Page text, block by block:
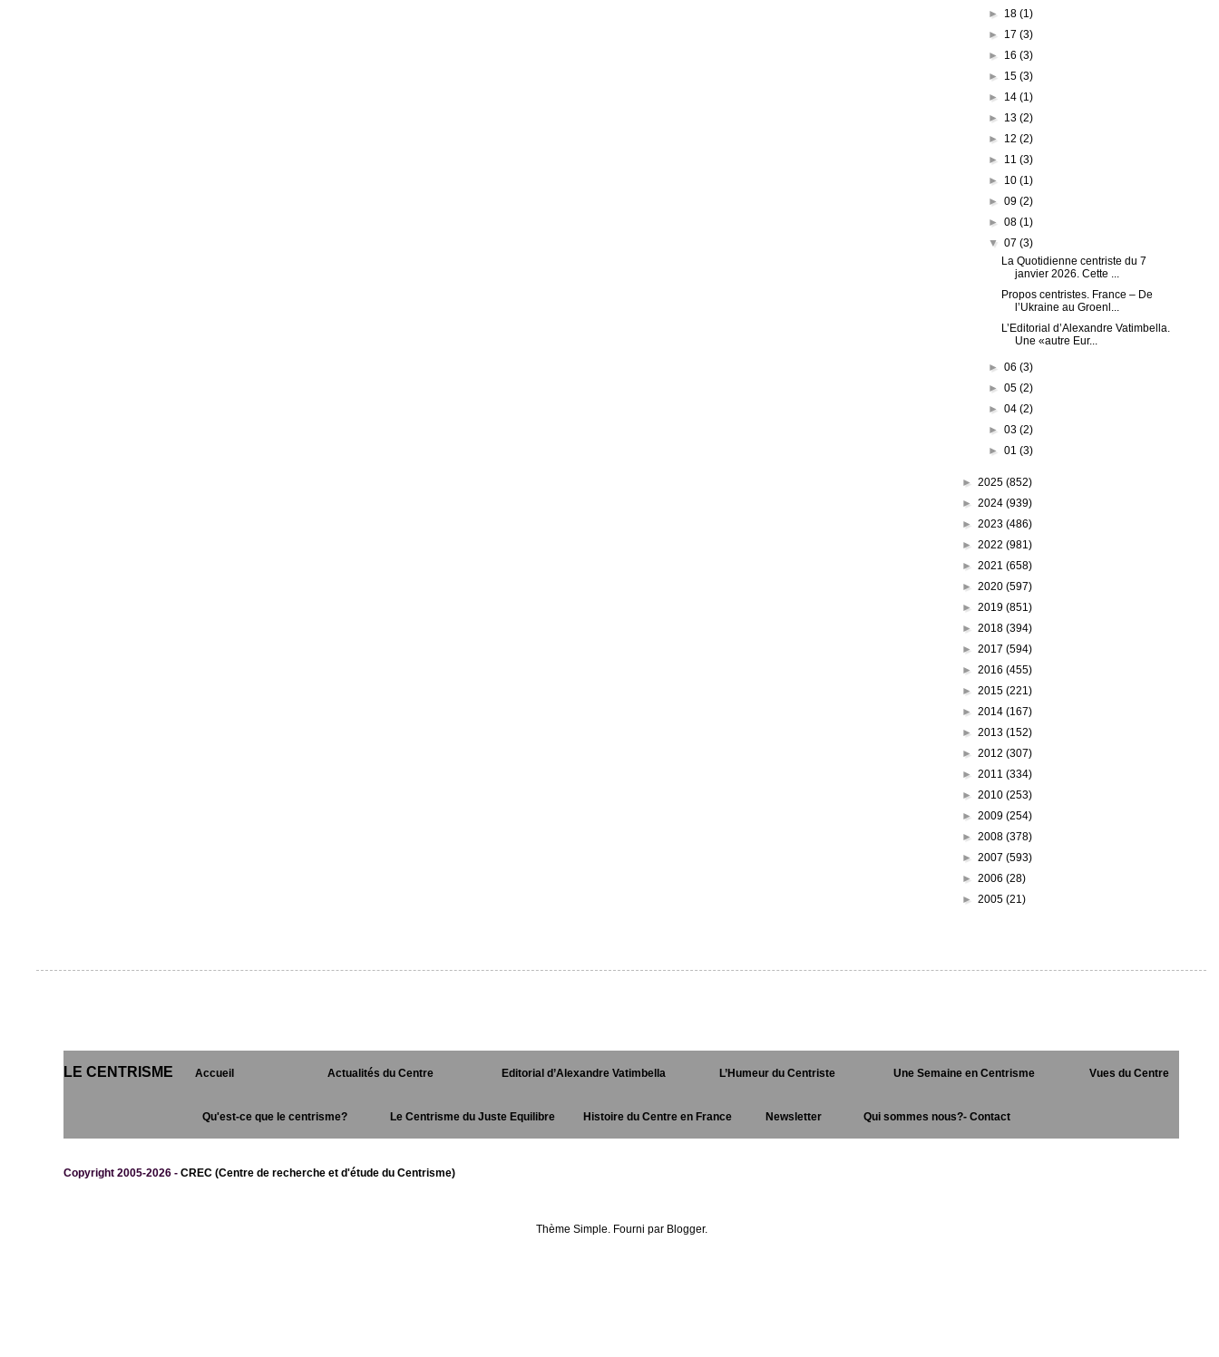
► 18 (1)
► 17 (3)
► 16 (3)
► 15 (3)
► 14 (1)
► 13 (2)
► 12 (2)
► 11 (3)
► 10 (1)
► 09 (2)
► 08 (1)
▼ 07 (3)
La Quotidienne centriste du 7
janvier 2026. Cette ...
Propos centristes. France – De
l’Ukraine au Groenl...
L’Editorial d’Alexandre Vatimbella.
Une «autre Eur...
► 06 (3)
► 05 (2)
► 04 (2)
► 03 (2)
► 01 (3)
► 2025 (852)
► 2024 (939)
► 2023 (486)
► 2022 (981)
► 2021 (658)
► 2020 (597)
► 2019 (851)
► 2018 (394)
► 2017 (594)
► 2016 (455)
► 2015 (221)
► 2014 (167)
► 2013 (152)
► 2012 (307)
► 2011 (334)
► 2010 (253)
► 2009 (254)
► 2008 (378)
► 2007 (593)
► 2006 (28)
► 2005 (21)
LE CENTRISME Accueil Actualités du Centre Editorial d’Alexandre Vatimbella L’Humeur du Centriste Une Semaine en Centrisme Vues du Centre
Qu'est-ce que le centrisme? Le Centrisme du Juste Equilibre Histoire du Centre en France Newsletter Qui sommes nous?- Contact
Copyright 2005-2026 - CREC (Centre de recherche et d'étude du Centrisme)
Thème Simple. Fourni par Blogger.